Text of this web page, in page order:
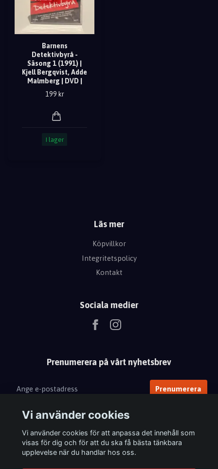
Barnens
Detektivbyrå -
Säsong 1 (1991) |
Kjell Bergqvist, Adde
Malmberg | DVD |
199 kr
I lager
Läs mer
Köpvillkor
Integritetspolicy
Kontakt
Sociala medier
Prenumerera på vårt nyhetsbrev
Prenumerera
Vi använder cookies
Vi använder cookies för att anpassa det innehåll som
visas för dig och för att du ska få bästa tänkbara
upplevelse när du handlar hos oss.